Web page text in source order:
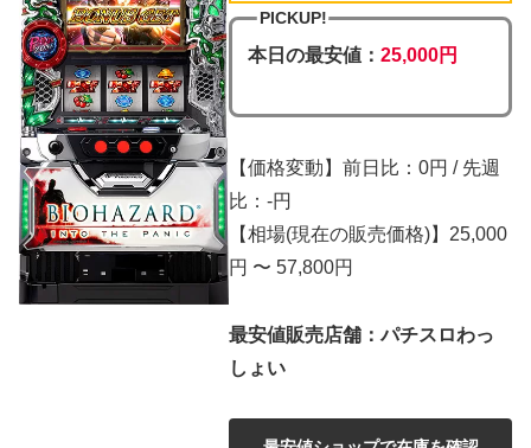
PICKUP!
本日の最安値：25,000円
【価格変動】前日比：0円 / 先週
比：-円
【相場(現在の販売価格)】25,000
円 〜 57,800円
最安値販売店舗：パチスロわっ
しょい